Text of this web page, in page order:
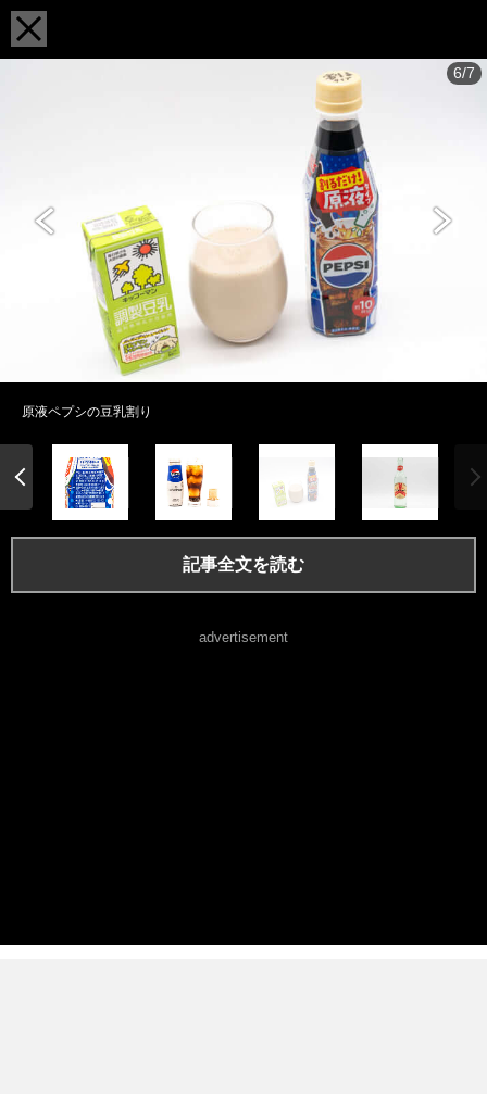
6/7
原液ペプシの豆乳割り
記事全文を読む
advertisement